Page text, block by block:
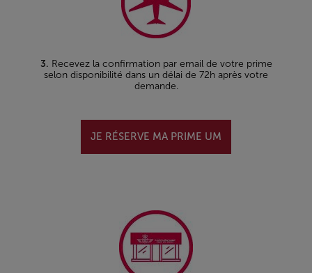
3. Recevez la confirmation par email de votre prime
selon disponibilité dans un délai de 72h après votre
demande.
JE RÉSERVE MA PRIME UM